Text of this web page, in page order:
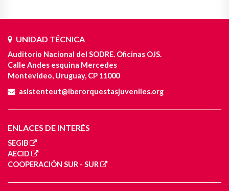
UNIDAD TÉCNICA
Auditorio Nacional del SODRE. Oficinas OJS.
Calle Andes esquina Mercedes
Montevideo, Uruguay, CP 11000
asistenteut@iberorquestasjuveniles.org
ENLACES DE INTERÉS
SEGIB
AECID
COOPERACIÓN SUR - SUR